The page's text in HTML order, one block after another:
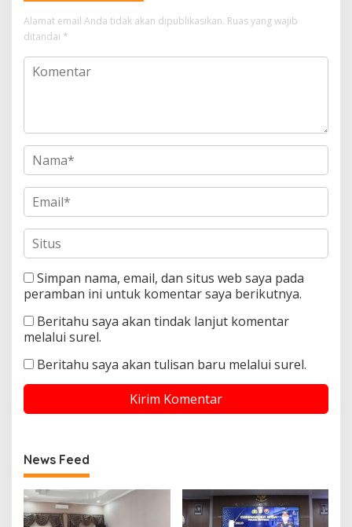
Alamat email Anda tidak akan dipublikasikan. Ruas yang wajib
ditandai *
Simpan nama, email, dan situs web saya pada
peramban ini untuk komentar saya berikutnya.
Beritahu saya akan tindak lanjut komentar
melalui surel.
Beritahu saya akan tulisan baru melalui surel.
News Feed